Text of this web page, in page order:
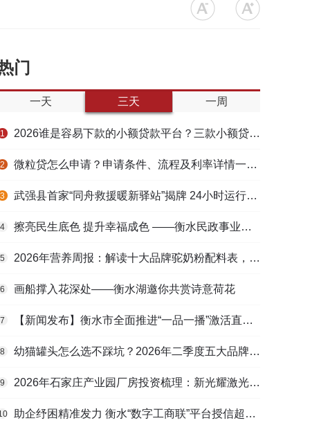
门
一天 三天 一周
1 2026谁是容易下款的小额贷款平台？三款小额贷款产品全面对比
2 微粒贷怎么申请？申请条件、流程及利率详情一文看懂
3 武强县首家“同舟救援暖新驿站”揭牌 24小时运行守护户外劳动者
4 擦亮民生底色 提升幸福成色 ——衡水民政事业高质量发展综述
5 2026年营养周报：解读十大品牌驼奶粉配料表，识别纯驼乳与益生元
6 画船撑入花深处——衡水湖邀你共赏诗意荷花
7 【新闻发布】衡水市全面推进“一品一播”激活直播电商发展新动能
8 幼猫罐头怎么选不踩坑？2026年二季度五大品牌肠胃适配营养安全
9 2026年石家庄产业园厂房投资梳理：新光耀激光科技谷等项目盘点
助企纾困精准发力 衡水“数字工商联”平台授信超165亿元